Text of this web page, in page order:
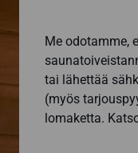
Me odotamme,
tai lähettää
(myös
lomaketta.